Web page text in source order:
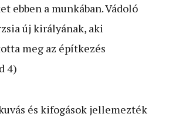
ebben a munkában. Vádoló
új királyának, aki
meg az építkezés
4)
és kifogások jellemezték